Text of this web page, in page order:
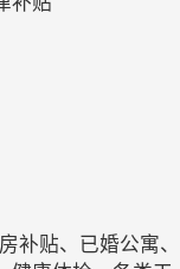
补贴、已婚公寓、